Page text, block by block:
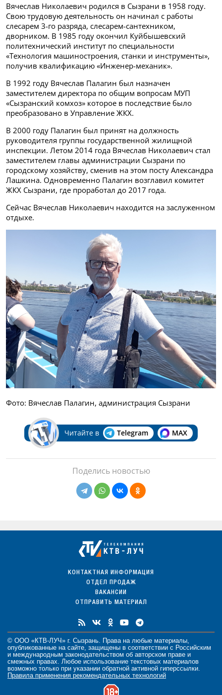
Вячеслав Николаевич родился в Сызрани в 1958 году.
Свою трудовую деятельность он начинал с работы
слесарем 3-го разряда, слесарем-сантехником,
дворником. В 1985 году окончил Куйбышевский
политехнический институт по специальности
«Технология машиностроения, станки и инструменты»,
получив квалификацию «Инженер-механик».
В 1992 году Вячеслав Палагин был назначен
заместителем директора по общим вопросам МУП
«Сызранский комхоз» которое в последствие было
преобразовано в Управление ЖКХ.
В 2000 году Палагин был принят на должность
руководителя группы государственной жилищной
инспекции. Летом 2014 года Вячеслав Николаевич стал
заместителем главы администрации Сызрани по
городскому хозяйству, сменив на этом посту Александра
Лашкина. Одновременно Палагин возглавил комитет
ЖКХ Сызрани, где проработал до 2017 года.
Сейчас Вячеслав Николаевич находится на заслуженном
отдыхе.
Фото: Вячеслав Палагин, администрация Сызрани
Читайте в Telegram MAX
Поделись новостью
КОНТАКТНАЯ ИНФОРМАЦИЯ
ОТДЕЛ ПРОДАЖ
ВАКАНСИИ
ОТПРАВИТЬ МАТЕРИАЛ
© ООО «КТВ-ЛУЧ» г. Сызрань. Права на любые материалы,
опубликованные на сайте, защищены в соответствии с Российским
и международным законодательством об авторском праве и
смежных правах. Любое использование текстовых материалов
возможно только при указании обратной активной гиперссылки.
Правила применения рекомендательных технологий